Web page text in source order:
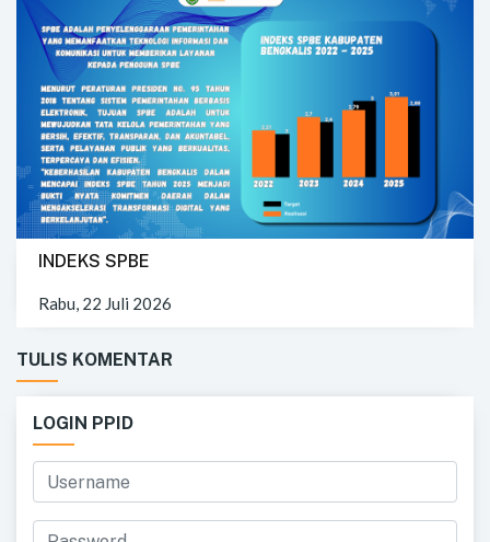
INDEKS SPBE
Rabu, 22 Juli 2026
TULIS KOMENTAR
LOGIN PPID